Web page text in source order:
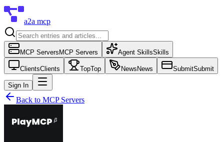
a2a mcp
MCP Servers MCP Servers Agent SkillsSkills
ClientsClients TopTop News News SubmitSubmit
Sign In
Back to MCP Servers